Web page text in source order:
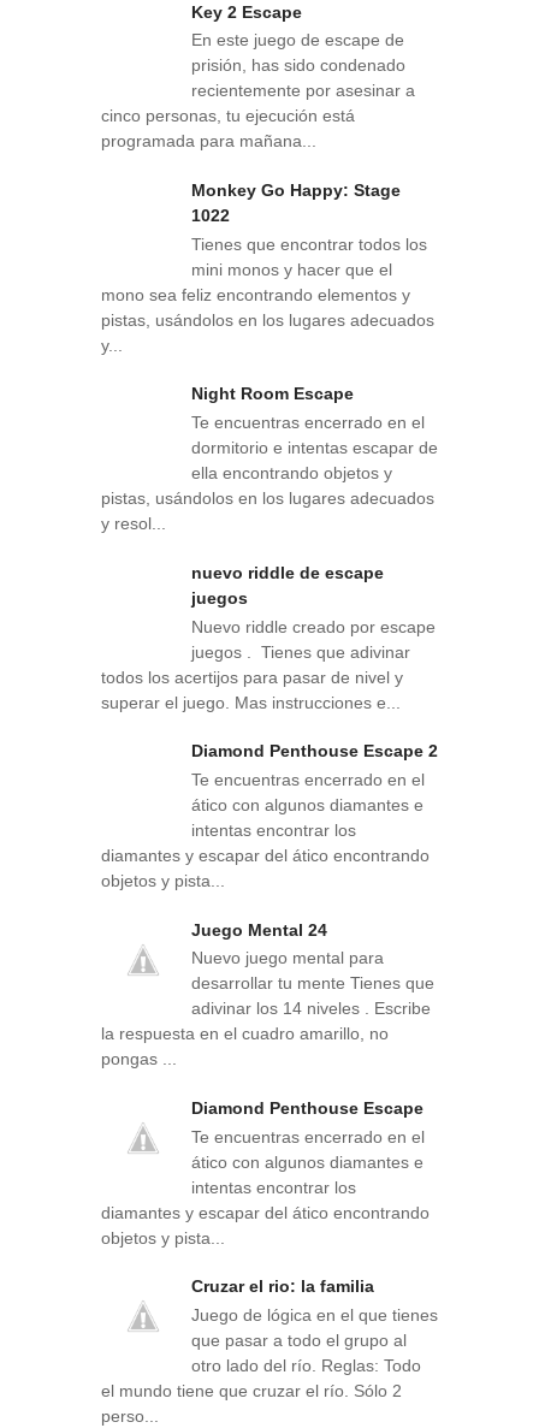
Key 2 Escape
En este juego de escape de
prisión, has sido condenado
recientemente por asesinar a
cinco personas, tu ejecución está
programada para mañana...
Monkey Go Happy: Stage
1022
Tienes que encontrar todos los
mini monos y hacer que el
mono sea feliz encontrando elementos y
pistas, usándolos en los lugares adecuados
y...
Night Room Escape
Te encuentras encerrado en el
dormitorio e intentas escapar de
ella encontrando objetos y
pistas, usándolos en los lugares adecuados
y resol...
nuevo riddle de escape
juegos
Nuevo riddle creado por escape
juegos . Tienes que adivinar
todos los acertijos para pasar de nivel y
superar el juego. Mas instrucciones e...
Diamond Penthouse Escape 2
Te encuentras encerrado en el
ático con algunos diamantes e
intentas encontrar los
diamantes y escapar del ático encontrando
objetos y pista...
Juego Mental 24
Nuevo juego mental para
desarrollar tu mente Tienes que
adivinar los 14 niveles . Escribe
la respuesta en el cuadro amarillo, no
pongas ...
Diamond Penthouse Escape
Te encuentras encerrado en el
ático con algunos diamantes e
intentas encontrar los
diamantes y escapar del ático encontrando
objetos y pista...
Cruzar el rio: la familia
Juego de lógica en el que tienes
que pasar a todo el grupo al
otro lado del río. Reglas: Todo
el mundo tiene que cruzar el río. Sólo 2
perso...